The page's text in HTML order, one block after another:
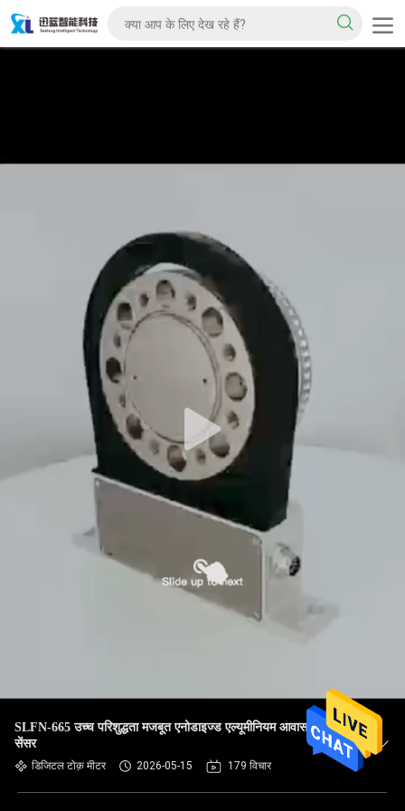
SLFN-665 उच्च परिशुद्धता मजबूत एनोडाइज्ड एल्यूमीनियम आवास टॉर्क
सेंसर
डिजिटल टोक़ मीटर 2026-05-15 179 विचार